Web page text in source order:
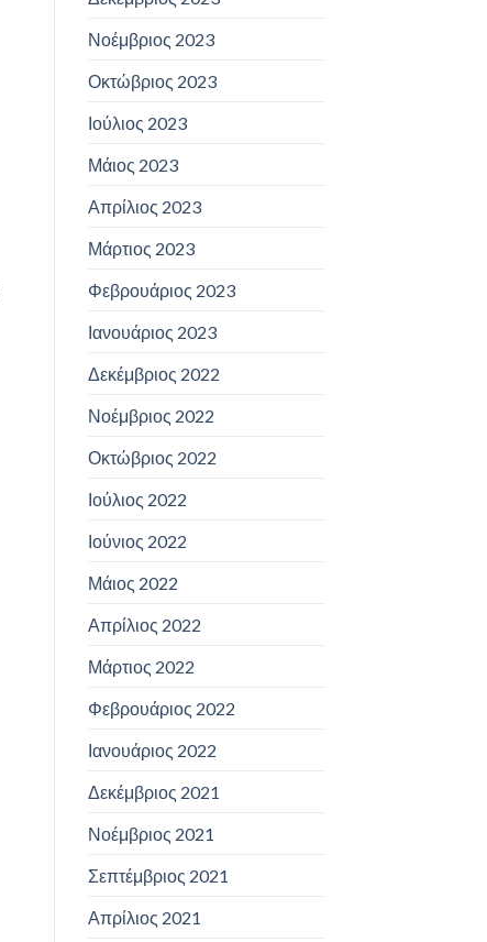
Νοέμβριος 2023
Οκτώβριος 2023
Ιούλιος 2023
Μάιος 2023
Απρίλιος 2023
Μάρτιος 2023
Φεβρουάριος 2023
Ιανουάριος 2023
Δεκέμβριος 2022
Νοέμβριος 2022
Οκτώβριος 2022
Ιούλιος 2022
Ιούνιος 2022
Μάιος 2022
Απρίλιος 2022
Μάρτιος 2022
Φεβρουάριος 2022
Ιανουάριος 2022
Δεκέμβριος 2021
Νοέμβριος 2021
Σεπτέμβριος 2021
Απρίλιος 2021